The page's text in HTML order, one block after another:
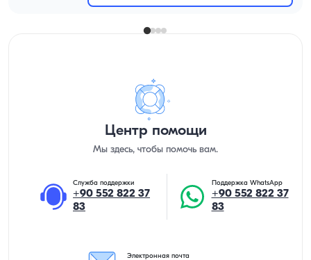
Центр помощи
Мы здесь, чтобы помочь вам.
Служба поддержки
+90 552 822 37
83
Поддержка WhatsApp
+90 552 822 37
83
Электронная почта